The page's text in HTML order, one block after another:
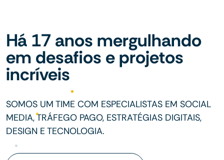
Há 17 anos mergulhando
em desafios e projetos
incríveis
SOMOS UM TIME COM ESPECIALISTAS EM SOCIAL
MEDIA, TRÁFEGO PAGO, ESTRATÉGIAS DIGITAIS,
DESIGN E TECNOLOGIA.